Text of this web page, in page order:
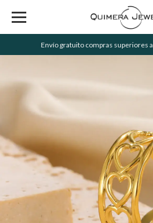
Envío gratuito compras superiores a